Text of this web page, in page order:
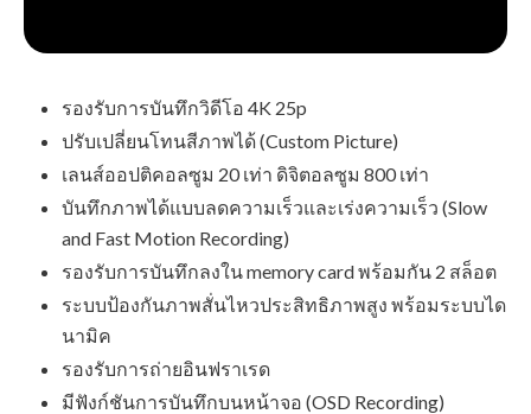
รองรับการบันทึกวิดีโอ 4K 25p
ปรับเปลี่ยนโทนสีภาพได้ (Custom Picture)
เลนส์ออปติคอลซูม 20 เท่า ดิจิตอลซูม 800 เท่า
บันทึกภาพได้แบบลดความเร็วและเร่งความเร็ว (Slow
and Fast Motion Recording)
รองรับการบันทึกลงใน memory card พร้อมกัน 2 สล็อต
ระบบป้องกันภาพสั่นไหวประสิทธิภาพสูง พร้อมระบบได
นามิค
รองรับการถ่ายอินฟราเรด
มีฟังก์ชันการบันทึกบนหน้าจอ (OSD Recording)